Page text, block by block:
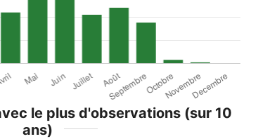
le plus d'observations (sur 10
ans)